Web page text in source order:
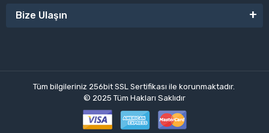
Bize Ulaşın
Tüm bilgileriniz 256bit SSL Sertifikası ile korunmaktadır.
© 2025 Tüm Hakları Saklıdır